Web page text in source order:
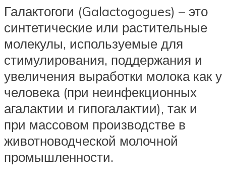
Галактогоги (Galactogogues) – это
синтетические или растительные
молекулы, используемые для
стимулирования, поддержания и
увеличения выработки молока как у
человека (при неинфекционных
агалактии и гипогалактии), так и
при массовом производстве в
животноводческой молочной
промышленности.